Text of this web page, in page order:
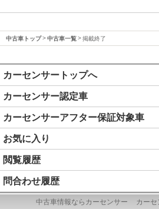
中古車トップ 中古車一覧 掲載終了
カーセンサートップへ
カーセンサー認定車
カーセンサーアフター保証対象車
お気に入り
閲覧履歴
問合わせ履歴
中古車情報ならカーセンサー カー